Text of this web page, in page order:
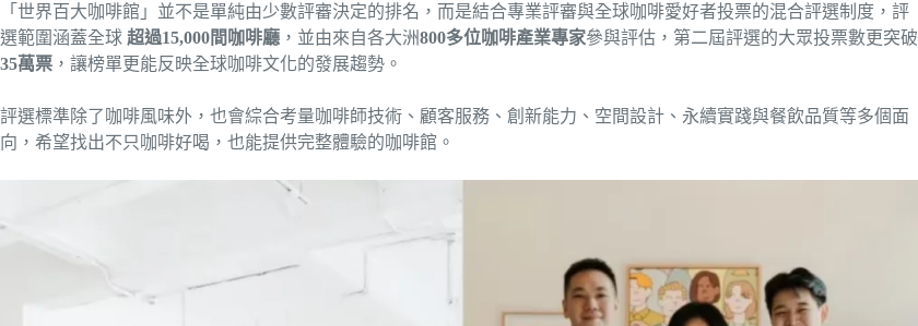
「世界百大咖啡館」並不是單純由少數評審決定的排名，而是結合專業評審與全球咖啡愛好者投票的混合評選制度，評
選範圍涵蓋全球 超過15,000間咖啡廳 ，並由來自各大洲800多位咖啡產業專家參與評估，第二屆評選的大眾投票數更突破
35萬票 ，讓榜單更能反映全球咖啡文化的發展趨勢。
評選標準除了咖啡風味外，也會綜合考量咖啡師技術、顧客服務、創新能力、空間設計、永續實踐與餐飲品質等多個面
向，希望找出不只咖啡好喝，也能提供完整體驗的咖啡館。